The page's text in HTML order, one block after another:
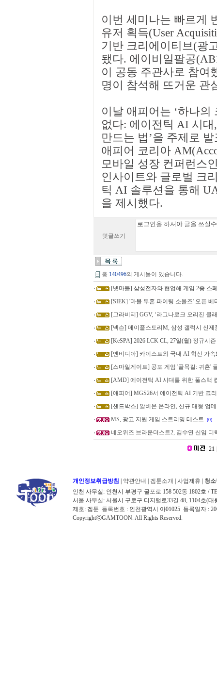
이번 세미나는 빠르게
유저 획득(User
기반 크리에이티브(광
됐다. 에이비일팔공
이 공동 주관사로 참여
명이 참석해 뜨거운 관
이날 애피어는 ‘하나
없다: 에이전틱 AI 시
만드는 법’을 주제로
애피어 코리아
모바일 성장 컨퍼런스
인사이트와 글로벌 크
틱 AI 솔루션을 통해
을 제시했다.
덧글쓰기
총 140496의 게시물이 있습니다.
[넷마블] 삼성전자와 협업해 게임 2종 스
[SIEK] '마블 투혼 파이팅 소울즈' 오픈 베
[그라비티] GGV, ‘라그나로크 오리진 클
[넥슨] 메이플스토리M, 삼성 갤럭시 신
[KeSPA] 2026 LCK CL, 27일(월) 정규시
[엔비디아] 카이스트와 국내 AI 혁신 가
[스마일게이트] 공포 게임 '골목길: 귀흔'
[AMD] 에이전틱 AI 시대를 위한 풀스택
[애피어] MGS26서 에이전틱 AI 기반 크
[샌드박스] 알비온 온라인, 신규 대형 업
MS, 광고 지원 게임 스트리밍 테스트
(0)
네오위즈 브라운더스트2, 김수연 신임 디
21
개인정보취급방침 약관안내 겜툰소개 사업제휴
청
인천 사무실: 인천시 부평구 굴포로 158 502동 1802호 /
서울 사무실: 서울시 구로구 디지털로33길 48, 1104호(대
제호: 겜툰 등록번호 : 인천광역시 아01025 등록일자 :
CopyrightⓒGAMTOON. All Rights Reserved.